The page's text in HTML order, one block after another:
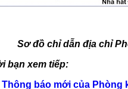
Sơ đồ chỉ dẫn địa chỉ
bạn xem tiếp:
Thông báo mới của Phòng